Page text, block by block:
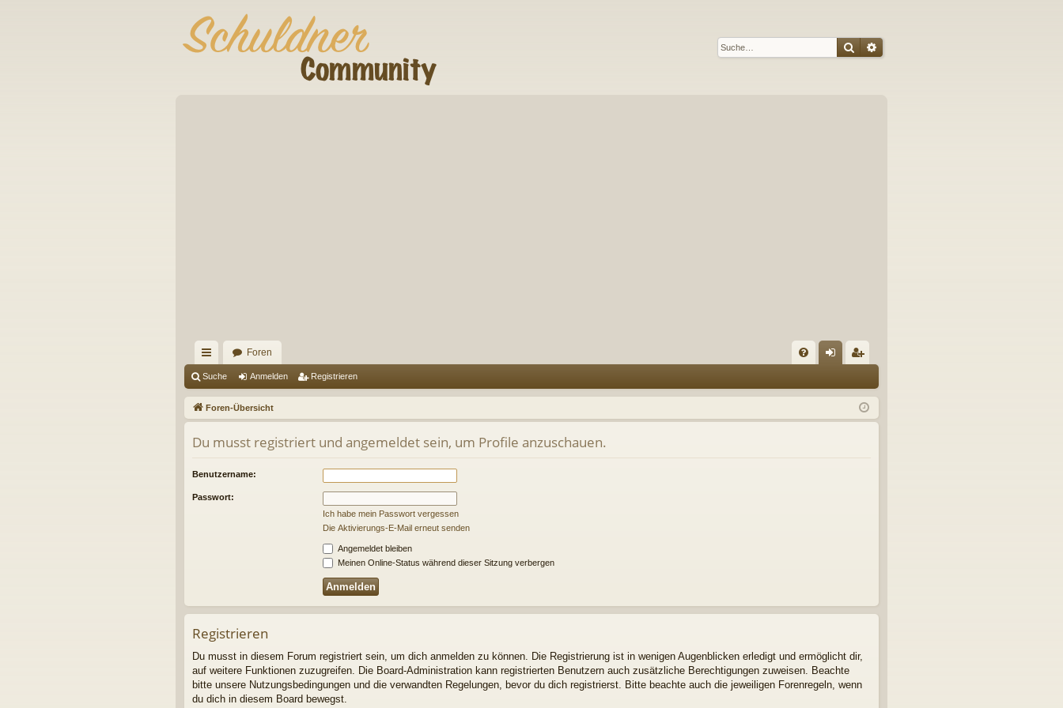
SucheErweiterte Suche
ch
ne
llz
ug
riff
Foren
Q m
el
ist
rie
Suche Anmelden Registrieren
Foren-Übersicht
Du musst registriert und angemeldet sein, um Profile anzuschauen.
Benutzername:
Passwort:
Ich habe mein Passwort vergessen
Die Aktivierungs-E-Mail erneut senden
Angemeldet bleiben
Meinen Online-Status während dieser Sitzung verbergen
Registrieren
Du musst in diesem Forum registriert sein, um dich anmelden zu können. Die Registrierung ist in wenigen Augenblicken erledigt und ermöglicht dir,
auf weitere Funktionen zuzugreifen. Die Board-Administration kann registrierten Benutzern auch zusätzliche Berechtigungen zuweisen. Beachte
bitte unsere Nutzungsbedingungen und die verwandten Regelungen, bevor du dich registrierst. Bitte beachte auch die jeweiligen Forenregeln, wenn
du dich in diesem Board bewegst.